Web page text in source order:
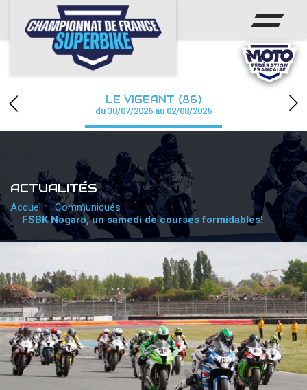
ACCUEIL
CHAMPIONNAT
CALENDRIER
PHOTOS / WEB TV
PARTENAIRES
PRESSE
PRESSE
accéder à la billetterie
LE VIGEANT (86)
du 30/07/2026 au 02/08/2026
ACTUALITÉS
Accueil
Communiqués
FSBK Nogaro, un samedi de courses formidables!